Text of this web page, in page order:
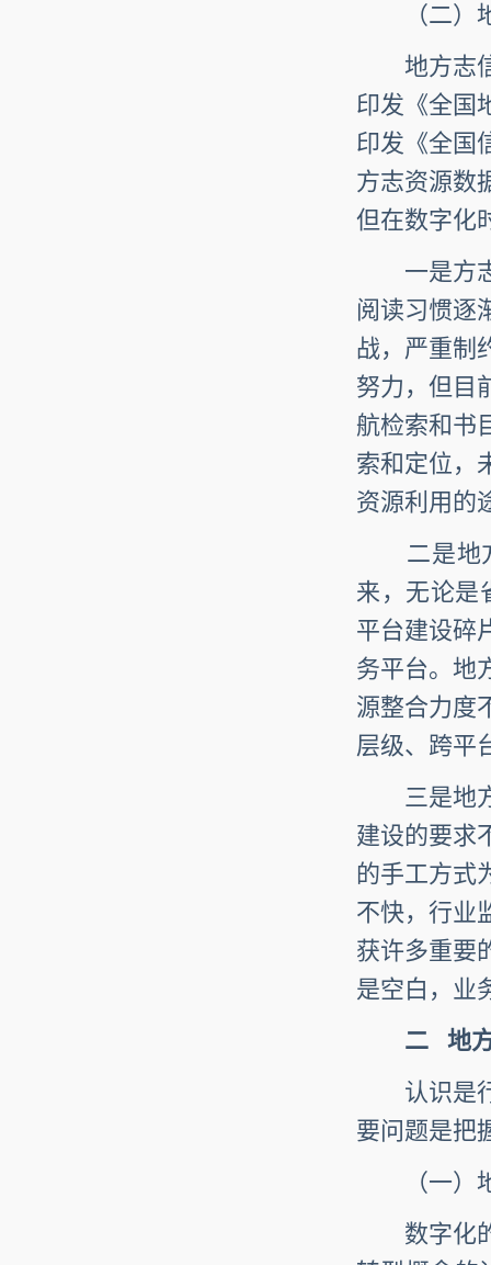
（二）地
地方志信
印发《全国
印发《全国
方志资源数
但在数字化
一是方志
阅读习惯逐
战，严重制
努力，但目
航检索和书
索和定位，
资源利用的
二是地方
来，无论是
平台建设碎
务平台。地
源整合力度
层级、跨平
三是地方
建设的要求
的手工方式
不快，行业
获许多重要
是空白，业
二 地
认识是行
要问题是把
（一）地
数字化的